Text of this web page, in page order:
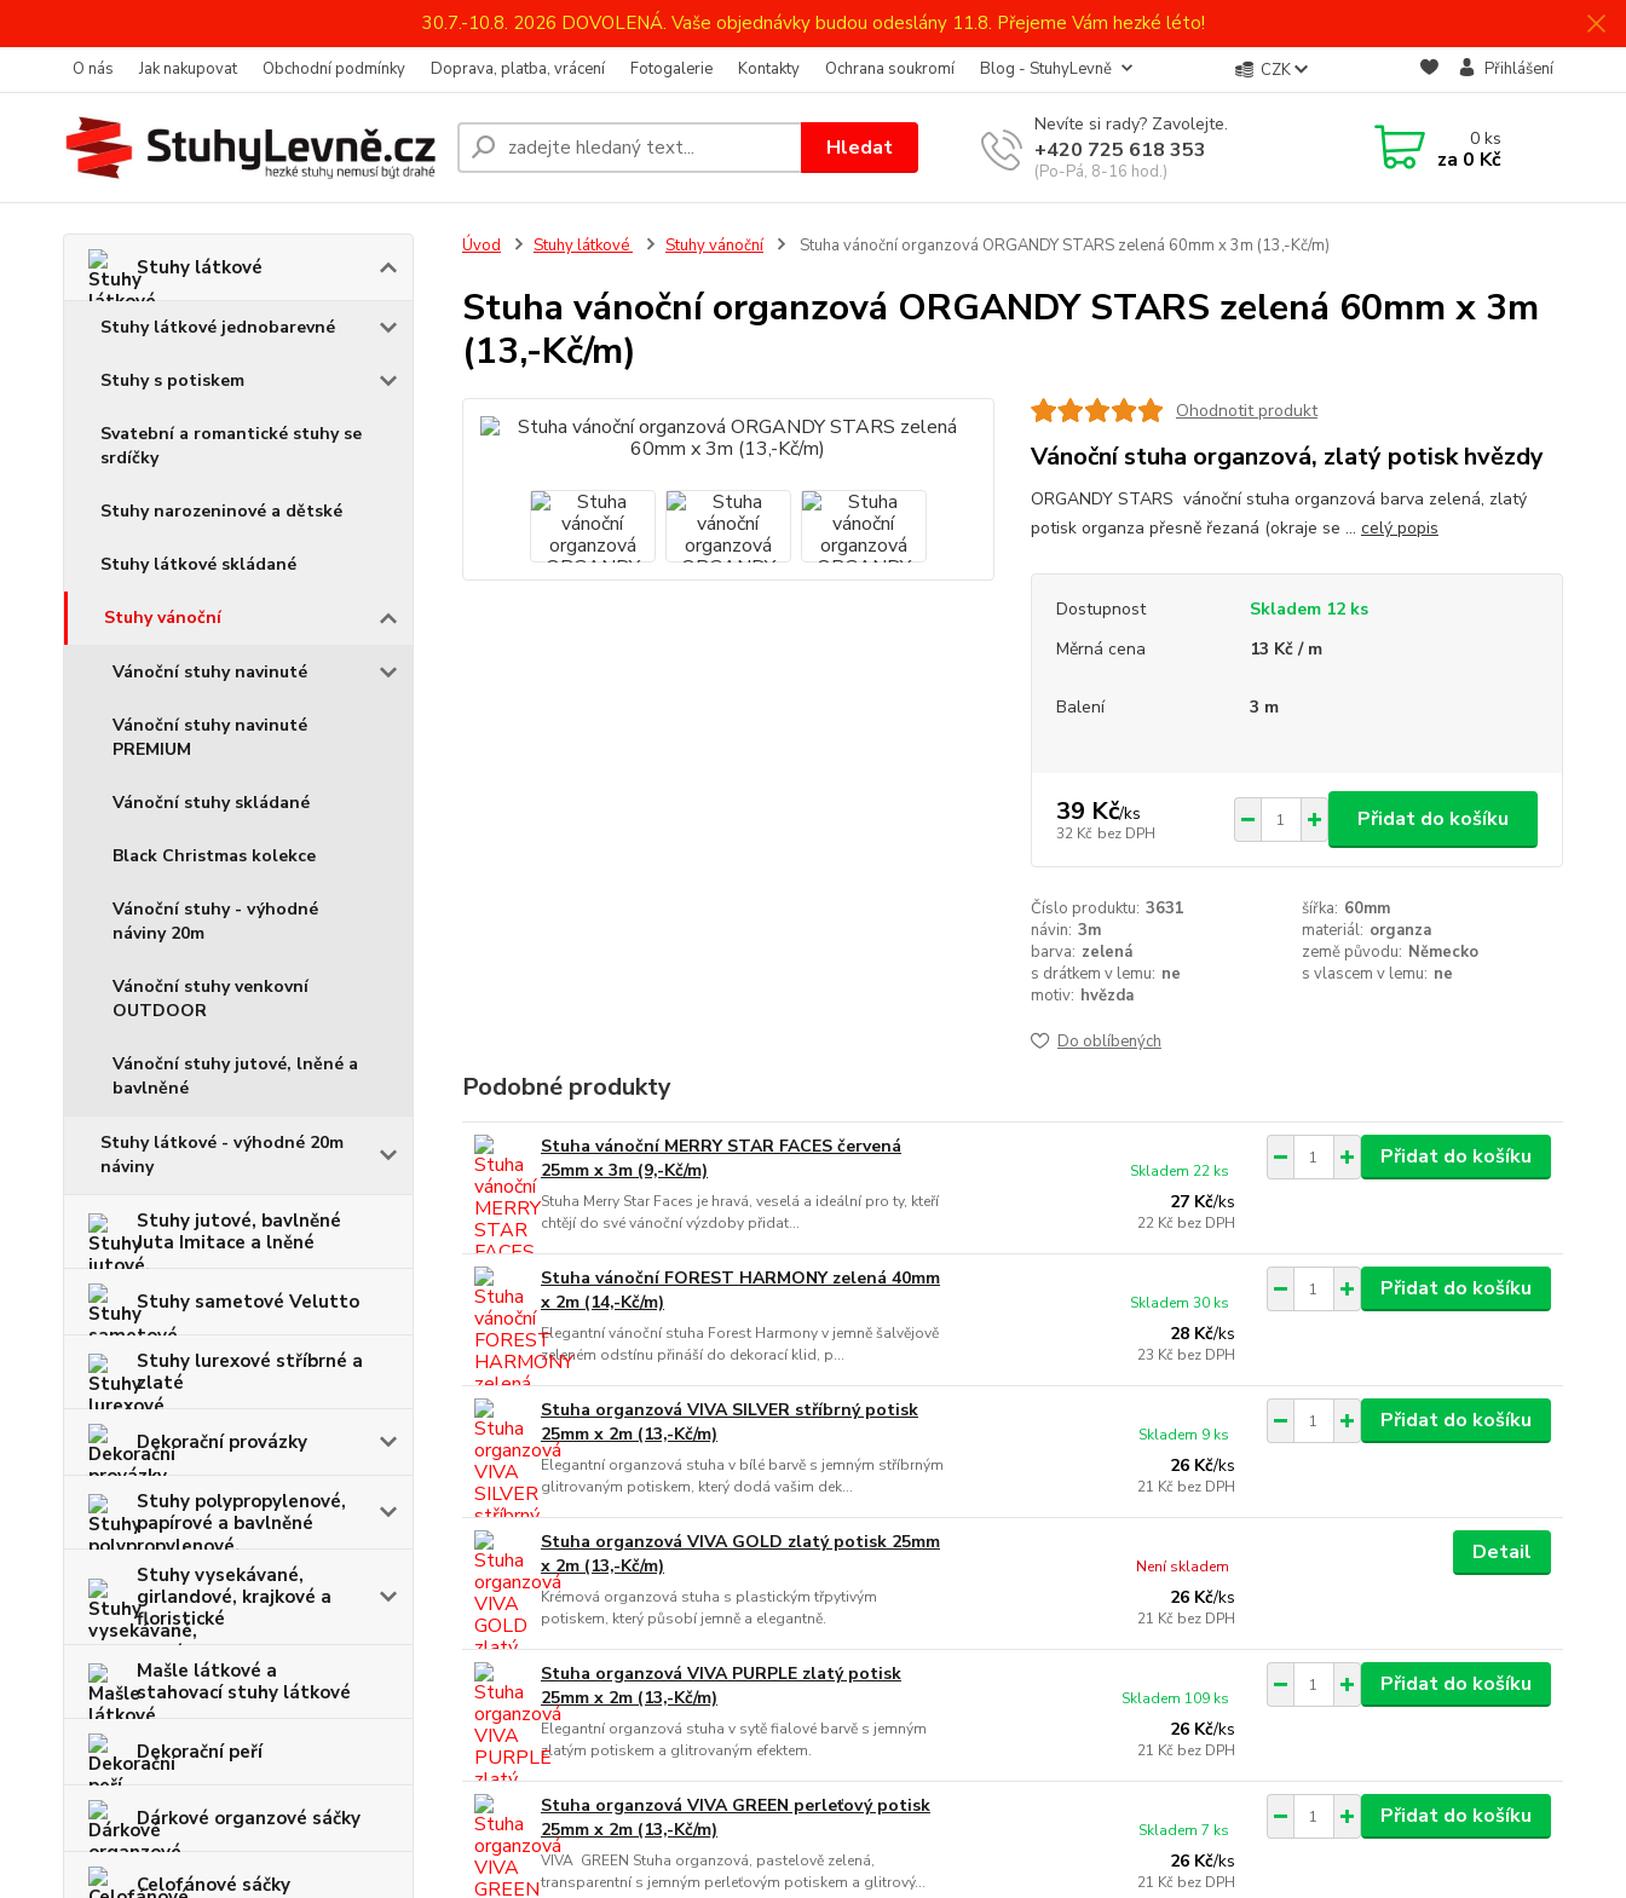
30.7.-10.8. 2026 DOVOLENÁ. Vaše objednávky budou odeslány 11.8. Přejeme Vám hezké léto!
O nás Jak nakupovat Obchodní podmínky Doprava, platba, vrácení Fotogalerie Kontakty Ochrana soukromí Blog - StuhyLevně CZK Přihlášení
Hledat
Nevíte si rady? Zavolejte.
+420 725 618 353
(Po-Pá, 8-16 hod.)
0ks
za 0 Kč
Stuhy látkové
Stuhy látkové jednobarevné
Stuhy s potiskem
Svatební a romantické stuhy se
srdíčky
Stuhy narozeninové a dětské
Stuhy látkové skládané
Stuhy vánoční
Vánoční stuhy navinuté
Vánoční stuhy navinuté
PREMIUM
Vánoční stuhy skládané
Black Christmas kolekce
Vánoční stuhy - výhodné
náviny 20m
Vánoční stuhy venkovní
OUTDOOR
Vánoční stuhy jutové, lněné a
bavlněné
Stuhy látkové - výhodné 20m
náviny
Stuhy jutové, bavlněné
Juta Imitace a lněné
Stuhy sametové Velutto
Stuhy lurexové stříbrné a
zlaté
Dekorační provázky
Stuhy polypropylenové,
papírové a bavlněné
Stuhy vysekávané,
girlandové, krajkové a
floristické
Mašle látkové a
stahovací stuhy látkové
Dekorační peří
Dárkové organzové sáčky
Celofánové sáčky
Úvod Stuhy látkové Stuhy vánoční Stuha vánoční organzová ORGANDY STARS zelená 60mm x 3m (13,-Kč/m)
Stuha vánoční organzová ORGANDY STARS zelená 60mm x 3m
(13,-Kč/m)
Ohodnotit produkt
Vánoční stuha organzová, zlatý potisk hvězdy
ORGANDY STARS vánoční stuha organzová barva zelená, zlatý
potisk organza přesně řezaná (okraje se ... celý popis
Dostupnost
Skladem 12 ks
Měrná cena
13 Kč / m
Balení 3 m
39 Kč/ks
32 Kč bez DPH
Přidat do košíku
Číslo produktu: 3631 šířka: 60mm
návin: 3m materiál: organza
barva: zelená země původu: Německo
s drátkem v lemu: ne s vlascem v lemu: ne
motiv: hvězda
Do oblíbených
Podobné produkty
Stuha vánoční MERRY STAR FACES červená
25mm x 3m (9,-Kč/m)
Stuha Merry Star Faces je hravá, veselá a ideální pro ty, kteří
chtějí do své vánoční výzdoby přidat...
27 Kč/ks
22 Kč bez DPH
Skladem 22 ks
Přidat do košíku
Stuha vánoční FOREST HARMONY zelená 40mm
x 2m (14,-Kč/m)
Elegantní vánoční stuha Forest Harmony v jemně šalvějově
zeleném odstínu přináší do dekorací klid, p...
28 Kč/ks
23 Kč bez DPH
Skladem 30 ks
Přidat do košíku
Stuha organzová VIVA SILVER stříbrný potisk
25mm x 2m (13,-Kč/m)
Elegantní organzová stuha v bílé barvě s jemným stříbrným
glitrovaným potiskem, který dodá vašim dek...
26 Kč/ks
21 Kč bez DPH
Skladem 9 ks
Přidat do košíku
Stuha organzová VIVA GOLD zlatý potisk 25mm
x 2m (13,-Kč/m)
Krémová organzová stuha s plastickým třpytivým
potiskem, který působí jemně a elegantně.
26 Kč/ks
21 Kč bez DPH
Není skladem
Detail
Stuha organzová VIVA PURPLE zlatý potisk
25mm x 2m (13,-Kč/m)
Elegantní organzová stuha v sytě fialové barvě s jemným
zlatým potiskem a glitrovaným efektem.
26 Kč/ks
21 Kč bez DPH
Skladem 109 ks
Přidat do košíku
Stuha organzová VIVA GREEN perleťový potisk
25mm x 2m (13,-Kč/m)
VIVA GREEN Stuha organzová, pastelově zelená,
transparentní s jemným perleťovým potiskem a glitrový...
26 Kč/ks
21 Kč bez DPH
Skladem 7 ks
Přidat do košíku